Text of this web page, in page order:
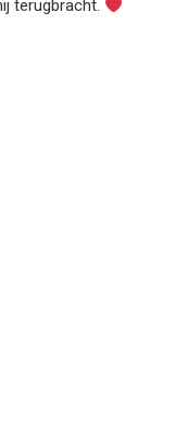
terugbracht.